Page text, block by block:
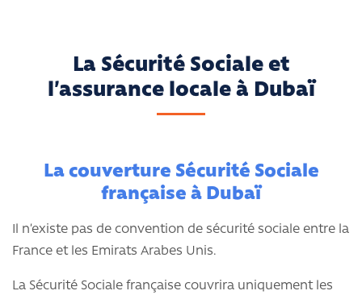
La Sécurité Sociale et
l’assurance locale à Dubaï
La couverture Sécurité Sociale
française à Dubaï
Il n’existe pas de convention de sécurité sociale entre la
France et les Emirats Arabes Unis.
La Sécurité Sociale française couvrira uniquement les